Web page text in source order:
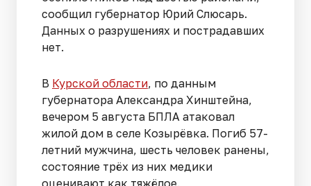
сообщил губернатор Юрий Слюсарь.
Данных о разрушениях и пострадавших
нет.
В Курской области, по данным
губернатора Александра Хинштейна,
вечером 5 августа БПЛА атаковал
жилой дом в селе Козырёвка. Погиб 57-
летний мужчина, шесть человек ранены,
состояние трёх из них медики
оценивают как тяжёлое.